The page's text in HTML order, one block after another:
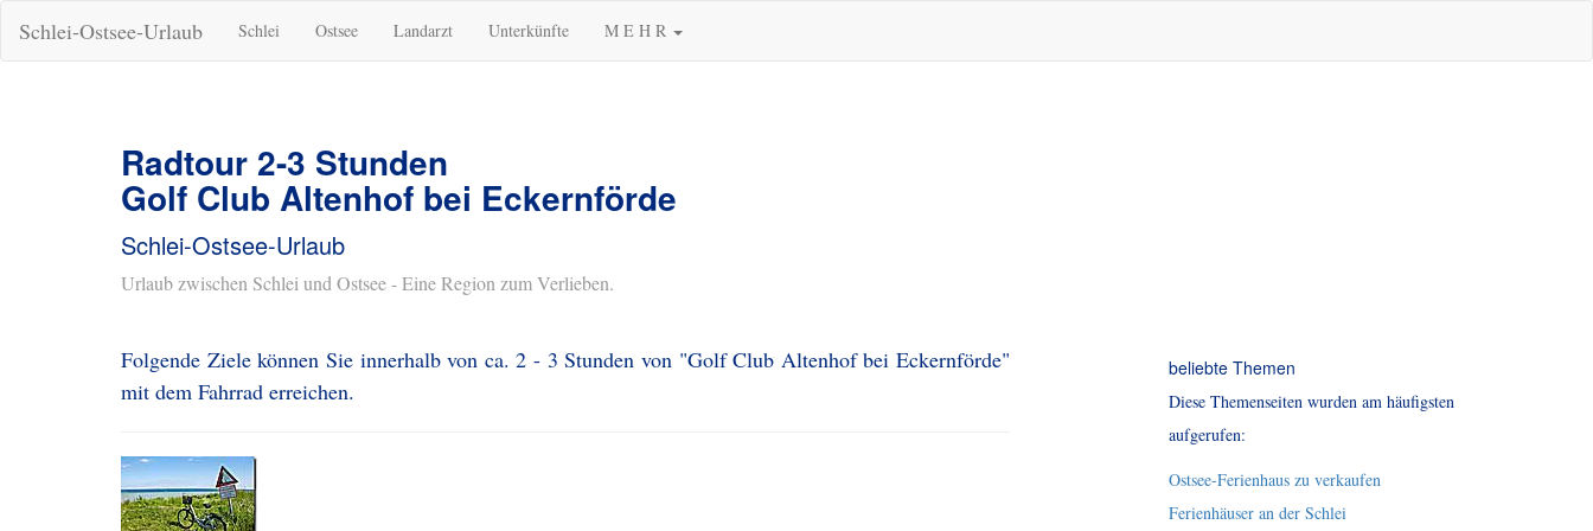
Schlei-Ostsee-Urlaub Schlei Ostsee Landarzt Unterkünfte M E H R
Radtour 2-3 Stunden
Golf Club Altenhof bei Eckernförde
Schlei-Ostsee-Urlaub
Urlaub zwischen Schlei und Ostsee - Eine Region zum Verlieben.
Folgende Ziele können Sie innerhalb von ca. 2 - 3 Stunden von "Golf Club Altenhof bei Eckernförde"
mit dem Fahrrad erreichen.
beliebte Themen
Diese Themenseiten wurden am häufigsten
aufgerufen:
Ostsee-Ferienhaus zu verkaufen
Ferienhäuser an der Schlei